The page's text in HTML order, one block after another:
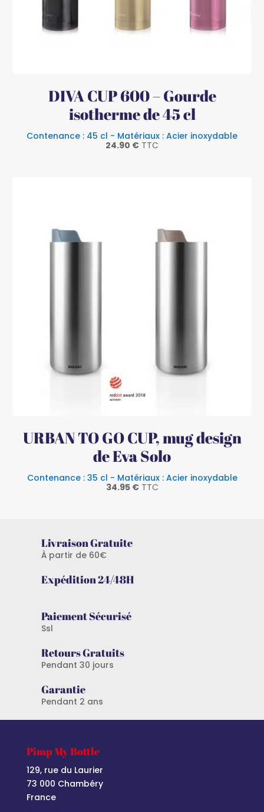
DIVA CUP 600 – Gourde
isotherme de 45 cl
Contenance : 45 cl - Matériaux : Acier inoxydable
24.90 € TTC
URBAN TO GO CUP, mug design
de Eva Solo
Contenance : 35 cl - Matériaux : Acier inoxydable
34.95 € TTC
Livraison Gratuite
À partir de 60€
Expédition 24/48H
Paiement Sécurisé
Ssl
Retours Gratuits
Pendant 30 jours
Garantie
Pendant 2 ans
Pimp My Bottle
129, rue du Laurier
73 000 Chambéry
France